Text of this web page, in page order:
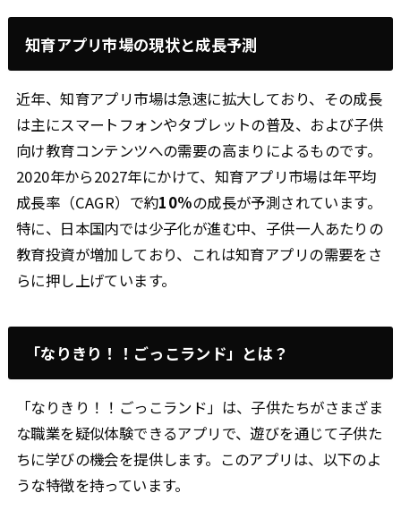
知育アプリ市場の現状と成長予測
近年、知育アプリ市場は急速に拡大しており、その成長
は主にスマートフォンやタブレットの普及、および子供
向け教育コンテンツへの需要の高まりによるものです。
2020年から2027年にかけて、知育アプリ市場は年平均
成長率（CAGR）で約10%の成長が予測されています。
特に、日本国内では少子化が進む中、子供一人あたりの
教育投資が増加しており、これは知育アプリの需要をさ
らに押し上げています。
「なりきり！！ごっこランド」とは？
「なりきり！！ごっこランド」は、子供たちがさまざま
な職業を疑似体験できるアプリで、遊びを通じて子供た
ちに学びの機会を提供します。このアプリは、以下のよ
うな特徴を持っています。